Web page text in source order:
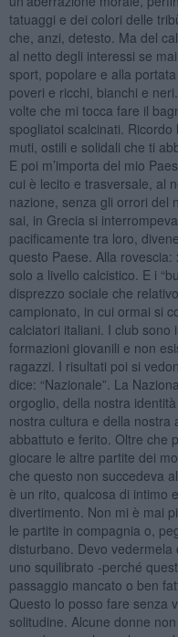
tatuaggi e dei colori delle
che, anzi, detesto. Ma del
al netto degli interessi se
sport, popolare e alla
poveri e ricchi, bianchi e
volte che mi tocca fare il
spogliatoi scalcinati.
muti, ostili e solidali che ti
E poi m’importa del mio
cui è lecito e trasversale, al
nazione, senza gli orrori del
sai, in Grecia si
pacificamente tra loro,
questo Paese. Alla
solo a livello calcistico. E i
disprezzo sociale che
campionato, in cui ormai si
calciatori italiani. I club sono
formazioni giovanili e non
ragazzi. I risultati poi si
dice: “Nazionale”. La
orgoglio, della nostra
nostra cultura e della nostra
abbattuto e ferito. Oltre che
giocare le altre partite dei
che questo non succedeva
è un rito, qualcosa di intimo
divertimento. Non mi è mai
le partite in compagnia o,
disturbano. Devo
uno squilibrato -perché
passaggio mancato o ben
Questo lo posso fare senza
solitudine. Alcune donne